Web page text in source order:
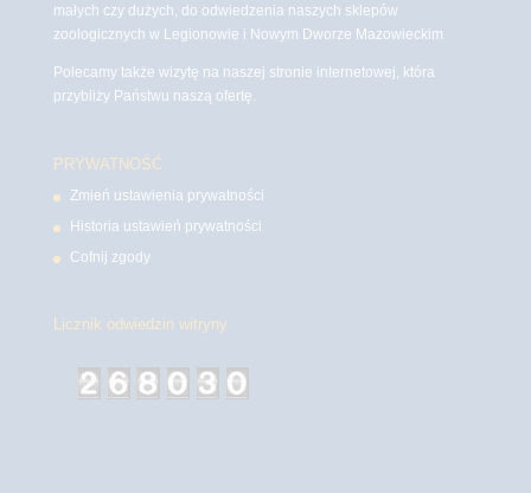
małych czy dużych, do odwiedzenia naszych sklepów
zoologicznych w Legionowie i Nowym Dworze Mazowieckim
Polecamy także wizytę na naszej stronie internetowej, która
przybliży Państwu naszą ofertę.
PRYWATNOŚĆ
Zmień ustawienia prywatności
Historia ustawień prywatności
Cofnij zgody
Licznik odwiedzin witryny